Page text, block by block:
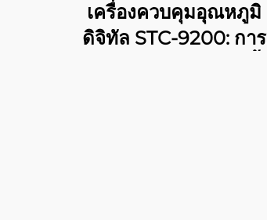
เครื่องควบคุมอุณหภูมิ
ดิจิทัล STC-9200: การ